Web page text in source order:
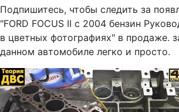
Подпишитесь, чтобы следить за
"FORD FOCUS II с 2004 бензин
в цветных фотографиях" в продаже.
данном автомобиле легко и просто.